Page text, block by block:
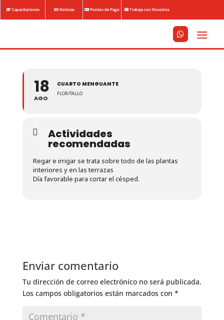
Capacitaciones Noticias Puntos de Pago Trabaja con Nosotros



18
AGO
CUARTO MENGUANTE
FLOR/TALLO
Actividades
recomendadas
Regar e irrigar se trata sobre todo de las plantas
interiores y en las terrazas
Día favorable para cortar el césped.
Enviar comentario
Tu dirección de correo electrónico no será publicada.
Los campos obligatorios están marcados con *